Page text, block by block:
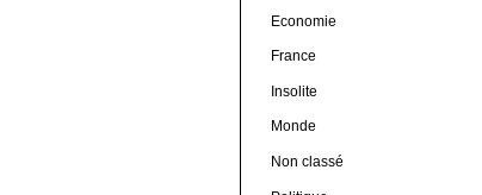
Economie
France
Insolite
Monde
Non classé